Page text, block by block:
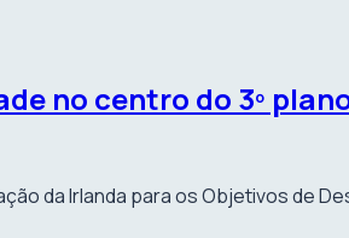
no centro do 3º
da Irlanda para os Objetivos de